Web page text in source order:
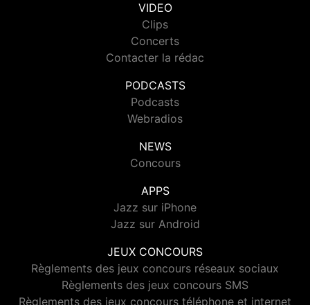
VIDEO
Clips
Concerts
Contacter la rédac
PODCASTS
Podcasts
Webradios
NEWS
Concours
APPS
Jazz sur iPhone
Jazz sur Android
JEUX CONCOURS
Règlements des jeux concours réseaux sociaux
Règlements des jeux concours SMS
Règlements des jeux concours téléphone et internet